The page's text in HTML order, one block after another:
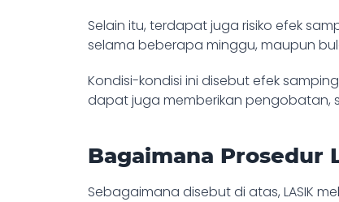
Selain itu, terdapat juga risiko efek
selama beberapa minggu, maupun
Kondisi-kondisi ini disebut efek
dapat juga memberikan pengobatan,
Bagaimana Prosedur
Sebagaimana disebut di atas, LASIK